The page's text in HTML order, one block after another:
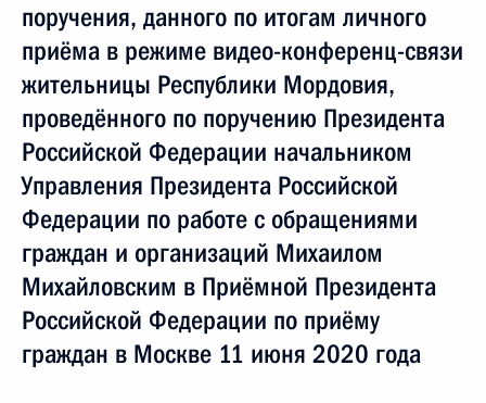
поручения, данного по итогам личного
приёма в режиме видео-конференц-связи
жительницы Республики Мордовия,
проведённого по поручению Президента
Российской Федерации начальником
Управления Президента Российской
Федерации по работе с обращениями
граждан и организаций Михаилом
Михайловским в Приёмной Президента
Российской Федерации по приёму
граждан в Москве 11 июня 2020 года